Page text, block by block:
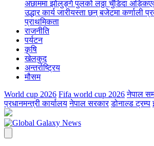
अछाममा झोलुङ्गे पुलको लठ्ठा चुँडिदा
उद्धार कार्य जारीयस्ता छन् बजेटमा कर्णाली
प्राथमिकता
राजनीति
पर्यटन
कृषि
खेलकुद
अन्तर्राष्ट्रिय
मौसम
World cup 2026 Fifa world cup 2026 नेपाल
प्रधानमन्त्री कार्यालय नेपाल सरकार डोनाल्ड ट्रम्प